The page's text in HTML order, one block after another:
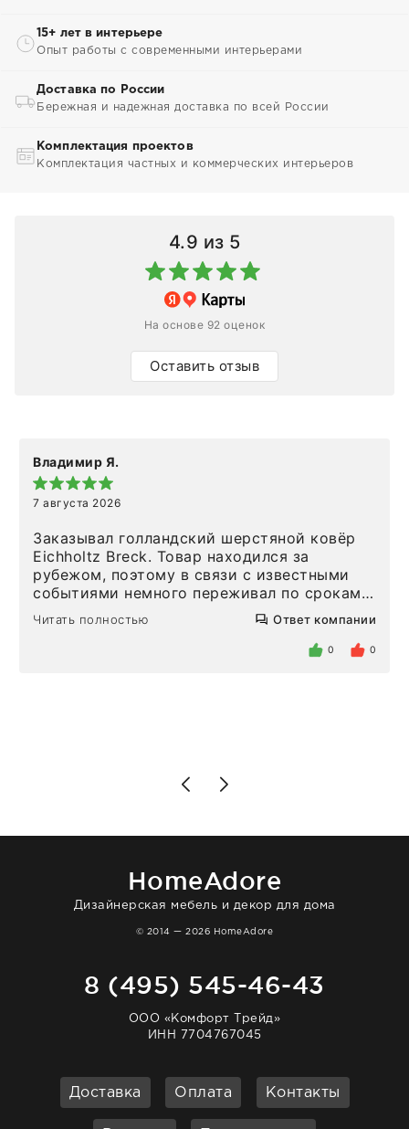
15+ лет в интерьере
Опыт работы с современными интерьерами
Доставка по России
Бережная и надежная доставка по всей России
Комплектация проектов
Комплектация частных и коммерческих интерьеров
4.9 из 5
На основе 92 оценок
Оставить отзыв
Владимир Я.
7 августа 2026
Заказывал голландский шерстяной ковёр
Eichholtz Breck. Товар находился за
рубежом, поэтому в связи с известными
событиями немного переживал по срокам.
Но homeadore привезли ровно в
определенное в договоре время, без
то качество выше всяких похвал. Выглядит
Читать полностью Ответ компании
0 0
HomeAdore
Дизайнерская мебель и декор для дома
© 2014 — 2026 HomeAdore
8 (495) 545-46-43
ООО «Комфорт Трейд»
ИНН 7704767045
Доставка Оплата Контакты